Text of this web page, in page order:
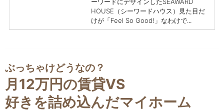
HOUSE（シーワードハウス）見た目だ
けが「Feel So Good!」なわけで...
ぶっちゃけどうなの？
月12万円の賃貸VS
好きを詰め込んだマイホーム